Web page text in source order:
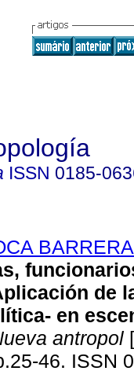
ISSN 0185-
de
en
antropol
46. ISSN